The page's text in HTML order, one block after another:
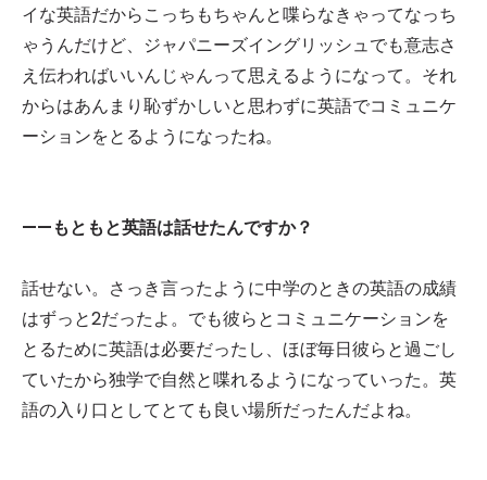
イな英語だからこっちもちゃんと喋らなきゃってなっち
ゃうんだけど、ジャパニーズイングリッシュでも意志さ
え伝わればいいんじゃんって思えるようになって。それ
からはあんまり恥ずかしいと思わずに英語でコミュニケ
ーションをとるようになったね。
——もともと英語は話せたんですか？
話せない。さっき言ったように中学のときの英語の成績
はずっと2だったよ。でも彼らとコミュニケーションを
とるために英語は必要だったし、ほぼ毎日彼らと過ごし
ていたから独学で自然と喋れるようになっていった。英
語の入り口としてとても良い場所だったんだよね。